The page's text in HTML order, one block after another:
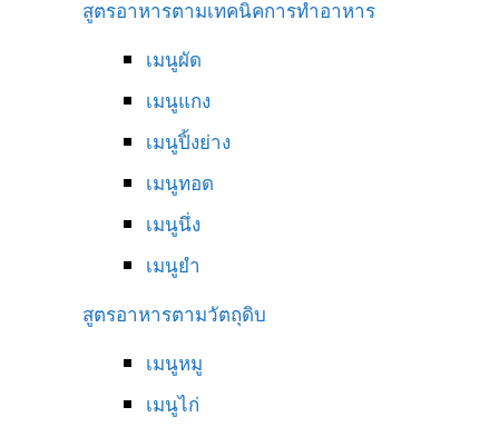
สูตรอาหารตามเทคนิคการทำอาหาร
เมนูผัด
เมนูแกง
เมนูปิ้งย่าง
เมนูทอด
เมนูนึ่ง
เมนูยำ
สูตรอาหารตามวัตถุดิบ
เมนูหมู
เมนูไก่